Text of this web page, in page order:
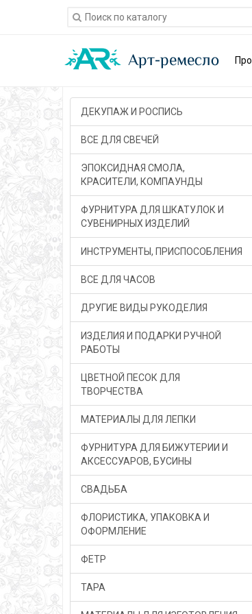
ДЕКУПАЖ И РОСПИСЬ
ВСЕ ДЛЯ СВЕЧЕЙ
ЭПОКСИДНАЯ СМОЛА,
КРАСИТЕЛИ, КОМПАУНДЫ
ФУРНИТУРА ДЛЯ ШКАТУЛОК И
СУВЕНИРНЫХ ИЗДЕЛИЙ
ИНСТРУМЕНТЫ, ПРИСПОСОБЛЕНИЯ
ВСЕ ДЛЯ ЧАСОВ
ДРУГИЕ ВИДЫ РУКОДЕЛИЯ
ИЗДЕЛИЯ И ПОДАРКИ РУЧНОЙ
РАБОТЫ
ЦВЕТНОЙ ПЕСОК ДЛЯ
ТВОРЧЕСТВА
МАТЕРИАЛЫ ДЛЯ ЛЕПКИ
ФУРНИТУРА ДЛЯ БИЖУТЕРИИ И
АКСЕССУАРОВ, БУСИНЫ
СВАДЬБА
ФЛОРИСТИКА, УПАКОВКА И
ОФОРМЛЕНИЕ
ФЕТР
ТАРА